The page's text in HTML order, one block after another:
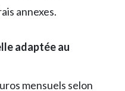
annexes.
adaptée au
mensuels selon